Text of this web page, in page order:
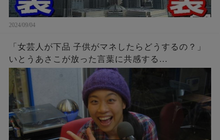
2024/09/04
「女芸人が下品 子供がマネしたらどうするの？」
いとうあさこが放った言葉に共感する…